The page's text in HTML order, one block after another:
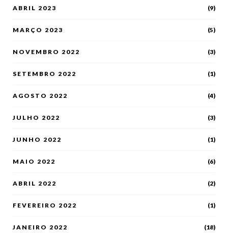
ABRIL 2023 (9)
MARÇO 2023 (5)
NOVEMBRO 2022 (3)
SETEMBRO 2022 (1)
AGOSTO 2022 (4)
JULHO 2022 (3)
JUNHO 2022 (1)
MAIO 2022 (6)
ABRIL 2022 (2)
FEVEREIRO 2022 (1)
JANEIRO 2022 (18)